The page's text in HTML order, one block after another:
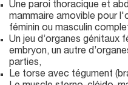
Une paroi thoracique et
mammaire amovible pour
féminin ou masculin
Un jeu d’organes génitaux
embryon, un autre
parties,
Le torse avec tégument